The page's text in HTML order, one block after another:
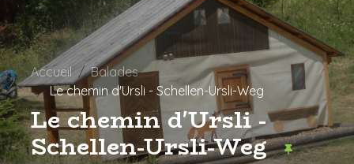
Accueil
Balades
Le chemin d'Ursli - Schellen-Ursli-Weg
Le chemin d'Ursli -
Schellen-Ursli-Weg